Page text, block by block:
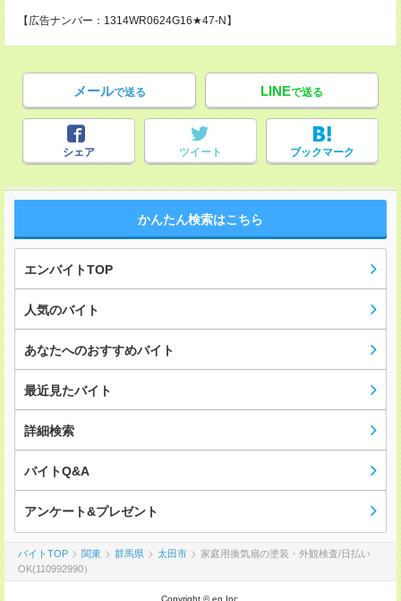
【広告ナンバー：1314WR0624G16★47-N】
メールで送る LINEで送る
シェア ツイート ブックマーク
かんたん検索はこちら
エンバイトTOP
人気のバイト
あなたへのおすすめバイト
最近見たバイト
詳細検索
バイトQ&A
アンケート&プレゼント
バイトTOP 関東 群馬県 太田市
家庭用換気扇の塗装・外観検査/日払い
OK(110992990）
Copyright © en Inc.